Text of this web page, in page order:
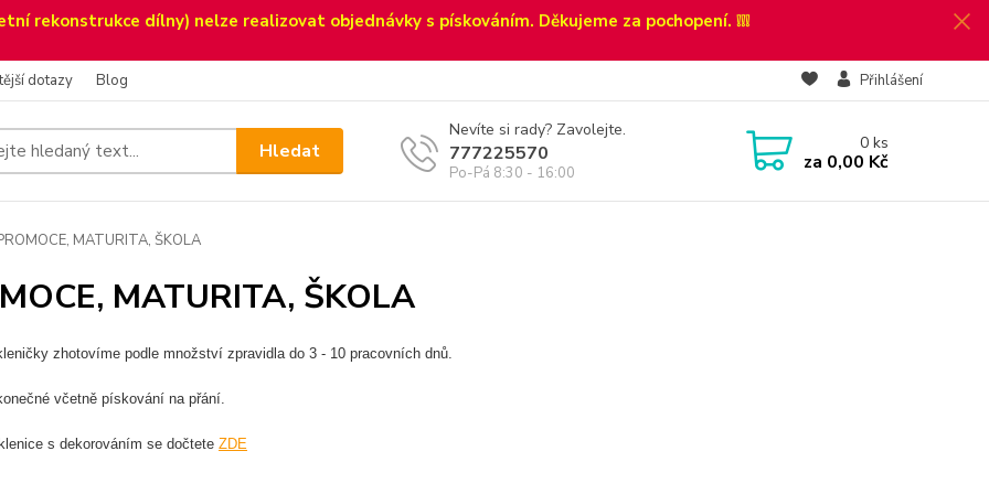
rekonstrukce dílny) nelze realizovat objednávky s pískováním. Děkujeme za pochopení. ❕❕❕
dotazy Blog Přihlášení
Hledat
Nevíte si rady? Zavolejte.
777225570
Po-Pá 8:30 - 16:00
0ks
za 0,00 Kč
MATURITA, ŠKOLA
MATURITA, ŠKOLA
zhotovíme podle množství zpravidla do 3 - 10 pracovních dnů.
včetně pískování na přání.
s dekorováním se dočtete ZDE